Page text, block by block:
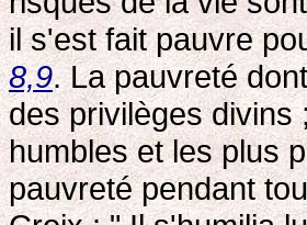
il s'est fait pauvre
8,9. La pauvreté
des privilèges divins
humbles et les plus
pauvreté pendant